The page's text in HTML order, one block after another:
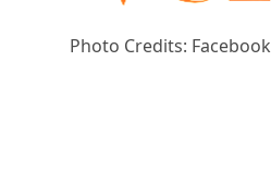
Photo Credits: Facebook